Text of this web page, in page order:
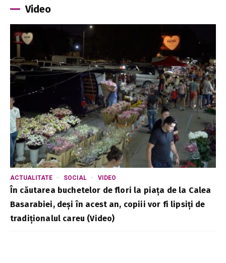
Video
ACTUALITATE SOCIAL VIDEO
În căutarea buchetelor de flori la piața de la Calea
Basarabiei, deși în acest an, copiii vor fi lipsiți de
tradiționalul careu (Video)